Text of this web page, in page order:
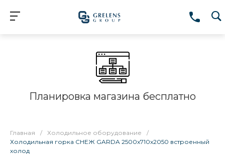
Планировка магазина бесплатно
Главная / Холодильное оборудование
/
Холодильная горка СНЕЖ GARDA 2500x710x2050 встроенный
холод